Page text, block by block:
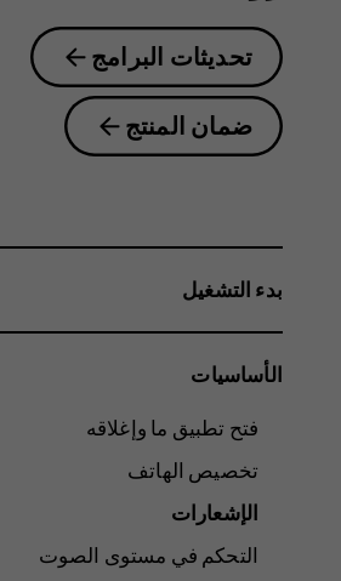
تحديثات البرامج
ضمان المنتج
بدء التشغيل
الأساسيات
فتح تطبيق ما وإغلاقه
تخصيص الهاتف
الإشعارات
التحكم في مستوى الصوت